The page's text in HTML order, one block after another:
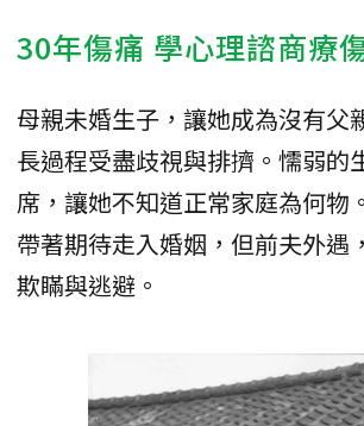
30年傷痛 學心理諮商療
母親未婚生子，讓她成為沒有父
長過程受盡歧視與排擠。懦弱的
席，讓她不知道正常家庭為何物
帶著期待走入婚姻，但前夫外遇
欺瞞與逃避。